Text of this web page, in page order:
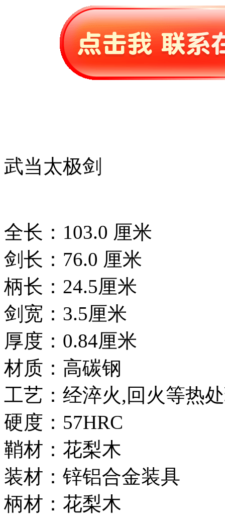
武当太极剑
全长：103.0 厘米
剑长：76.0 厘米
柄长：24.5厘米
剑宽：3.5厘米
厚度：0.84厘米
材质：高碳钢
工艺：经淬火,回火等热
硬度：57HRC
鞘材：花梨木
装材：锌铝合金装具
柄材：花梨木